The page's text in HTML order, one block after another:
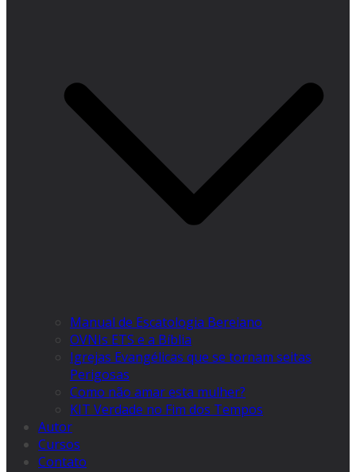
Manual de Escatologia Bereiano
OVNIs ETS e a Bíblia
Igrejas Evangélicas que se tornam seitas
Perigosas
Como não amar esta mulher?
KIT Verdade no Fim dos Tempos
Autor
Cursos
Contato